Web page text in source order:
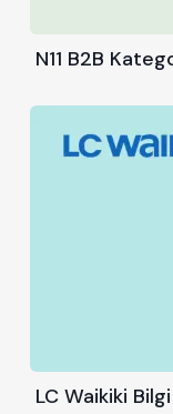
N11 B2B
LC Waikiki